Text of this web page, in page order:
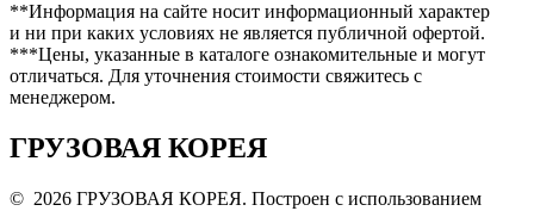
**Информация на сайте носит информационный характер
и ни при каких условиях не является публичной офертой.
***Цены, указанные в каталоге ознакомительные и могут
отличаться. Для уточнения стоимости свяжитесь с
менеджером.
ГРУЗОВАЯ КОРЕЯ
© 2026 ГРУЗОВАЯ КОРЕЯ. Построен с использованием